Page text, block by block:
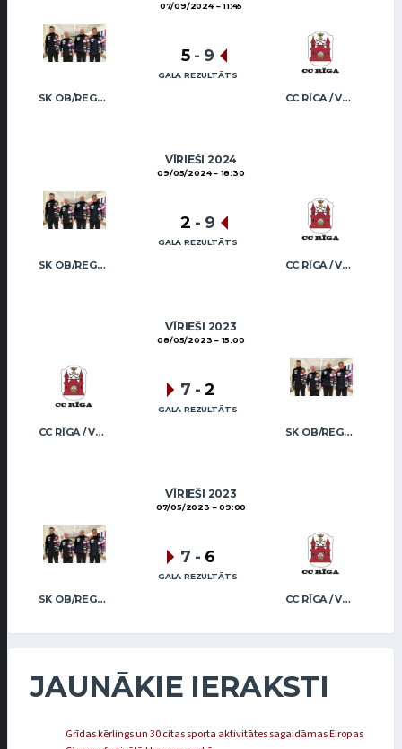
07/09/2024 11:45
SK OB/REGŽA MEN CC RĪGA / VEIDEMANIS
5 - 9
GALA REZULTĀTS
VĪRIEŠI 2024
09/05/2024 18:30
SK OB/REGŽA MEN CC RĪGA / VEIDEMANIS
2 - 9
GALA REZULTĀTS
VĪRIEŠI 2023
08/05/2023 15:00
CC RĪGA / VEIDEMANIS SK OB/REGŽA MEN
7 - 2
GALA REZULTĀTS
VĪRIEŠI 2023
07/05/2023 09:00
SK OB/REGŽA MEN CC RĪGA / VEIDEMANIS
7 - 6
GALA REZULTĀTS
JAUNĀKIE IERAKSTI
Grīdas kērlings un 30 citas sporta aktivitātes sagaidāmas Eiropas